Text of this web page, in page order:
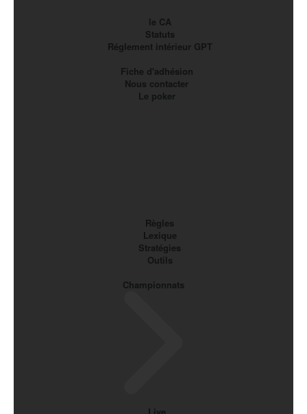
le CA
Statuts
Réglement intérieur GPT
Fiche d'adhésion
Nous contacter
Le poker
Règles
Lexique
Stratégies
Outils
Championnats